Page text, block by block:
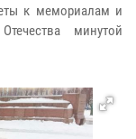
к мемориалам и
минутой